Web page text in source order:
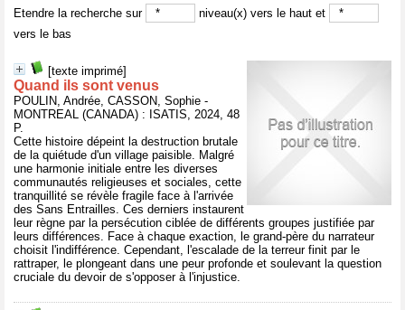
Etendre la recherche sur
niveau(x) vers le haut et
vers le bas
[texte imprimé]
Quand ils sont venus
POULIN, Andrée, CASSON, Sophie -
MONTREAL (CANADA) : ISATIS, 2024, 48
P.
Cette histoire dépeint la destruction brutale
de la quiétude d'un village paisible. Malgré
une harmonie initiale entre les diverses
communautés religieuses et sociales, cette
tranquillité se révèle fragile face à l'arrivée
des Sans Entrailles. Ces derniers instaurent
leur règne par la persécution ciblée de différents groupes justifiée par
leurs différences. Face à chaque exaction, le grand-père du narrateur
choisit l'indifférence. Cependant, l'escalade de la terreur finit par le
rattraper, le plongeant dans une peur profonde et soulevant la question
cruciale du devoir de s'opposer à l'injustice.